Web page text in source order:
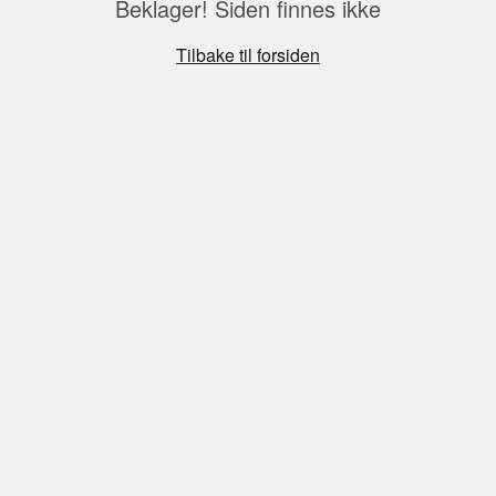
Beklager! Siden finnes ikke
Tilbake til forsiden